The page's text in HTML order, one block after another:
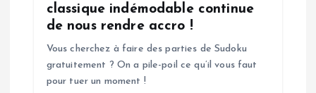
classique indémodable continue
de nous rendre accro !
Vous cherchez à faire des parties de Sudoku
gratuitement ? On a pile-poil ce qu’il vous faut
pour tuer un moment !